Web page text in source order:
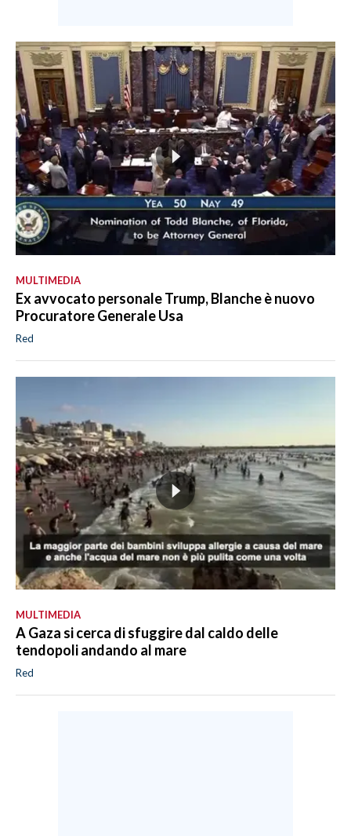
MULTIMEDIA
Ex avvocato personale Trump, Blanche è nuovo
Procuratore Generale Usa
Red
MULTIMEDIA
A Gaza si cerca di sfuggire dal caldo delle
tendopoli andando al mare
Red